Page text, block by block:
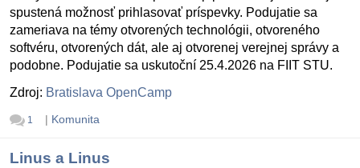
spustená možnosť prihlasovať príspevky. Podujatie sa
zameriava na témy otvorených technológii, otvoreného
softvéru, otvorených dát, ale aj otvorenej verejnej správy a
podobne. Podujatie sa uskutoční 25.4.2026 na FIIT STU.
Zdroj: Bratislava OpenCamp
1 | Komunita
Linus a Linus